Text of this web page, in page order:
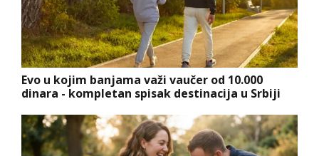
Evo u kojim banjama važi vaučer od 10.000
dinara - kompletan spisak destinacija u Srbiji